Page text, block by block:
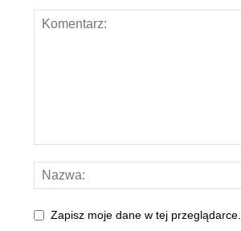
Zapisz moje dane w tej przeglądarce.